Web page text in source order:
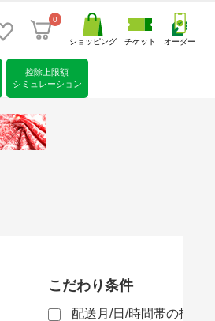
0
ショッピング チケット オーダー
控除上限額
シミュレーション
こだわり条件
配送月/日/時間帯の指定